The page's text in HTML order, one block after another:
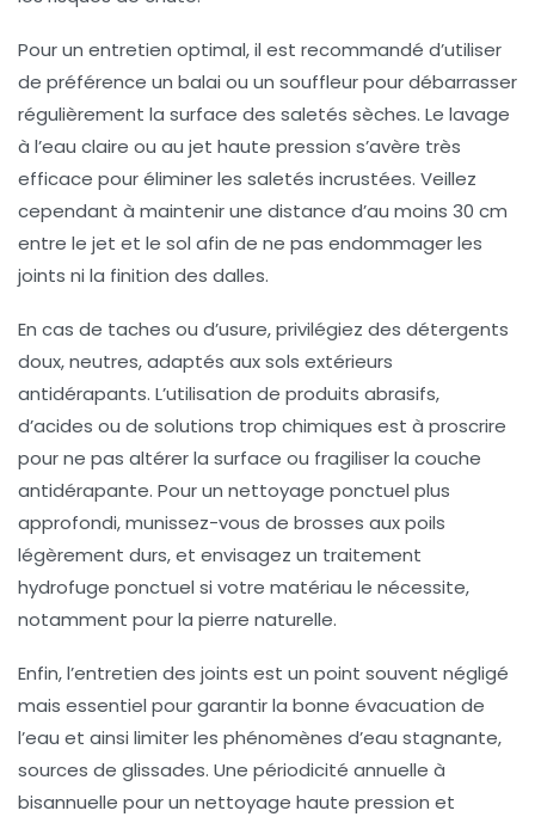
Pour un entretien optimal, il est recommandé d’utiliser
de préférence un balai ou un souffleur pour débarrasser
régulièrement la surface des saletés sèches. Le lavage
à l’eau claire ou au jet haute pression s’avère très
efficace pour éliminer les saletés incrustées. Veillez
cependant à maintenir une distance d’au moins 30 cm
entre le jet et le sol afin de ne pas endommager les
joints ni la finition des dalles.
En cas de taches ou d’usure, privilégiez des détergents
doux, neutres, adaptés aux sols extérieurs
antidérapants. L’utilisation de produits abrasifs,
d’acides ou de solutions trop chimiques est à proscrire
pour ne pas altérer la surface ou fragiliser la couche
antidérapante. Pour un nettoyage ponctuel plus
approfondi, munissez-vous de brosses aux poils
légèrement durs, et envisagez un traitement
hydrofuge ponctuel si votre matériau le nécessite,
notamment pour la pierre naturelle.
Enfin, l’entretien des joints est un point souvent négligé
mais essentiel pour garantir la bonne évacuation de
l’eau et ainsi limiter les phénomènes d’eau stagnante,
sources de glissades. Une périodicité annuelle à
bisannuelle pour un nettoyage haute pression et